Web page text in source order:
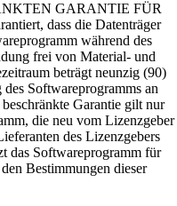
GARANTIE FÜR
dass die Datenträger
während des
frei von Material- und
beträgt neunzig (90)
Softwareprogramms an
Garantie gilt nur
die neu vom Lizenzgeber
des Lizenzgebers
das Softwareprogramm für
Bestimmungen dieser